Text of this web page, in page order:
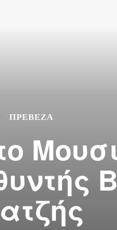
ΠΡΕΒΕΖΑ